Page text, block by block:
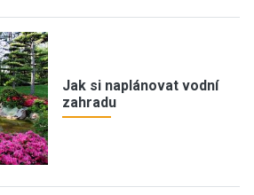
Jak si naplánovat vodní
zahradu